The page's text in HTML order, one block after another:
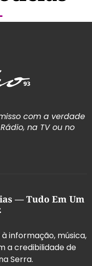
com a verdade
na TV ou no
— Tudo Em Um
informação, música,
a credibilidade de
Serra.